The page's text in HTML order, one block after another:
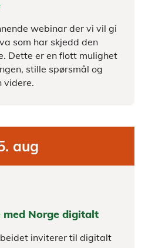
webinar der vi vil gi
som har skjedd den
Dette er en flott mulighet
stille spørsmål og
videre.
aug
Norge digitalt
inviterer til digitalt